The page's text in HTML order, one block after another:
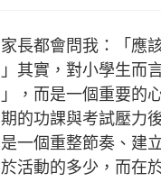
長都會問我：「應
其實，對小學生而
，而是一個重要的
的功課與考試壓力
一個重整節奏、建
活動的多少，而在